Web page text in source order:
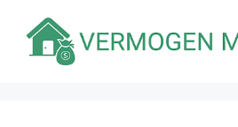
Inhalt
springen